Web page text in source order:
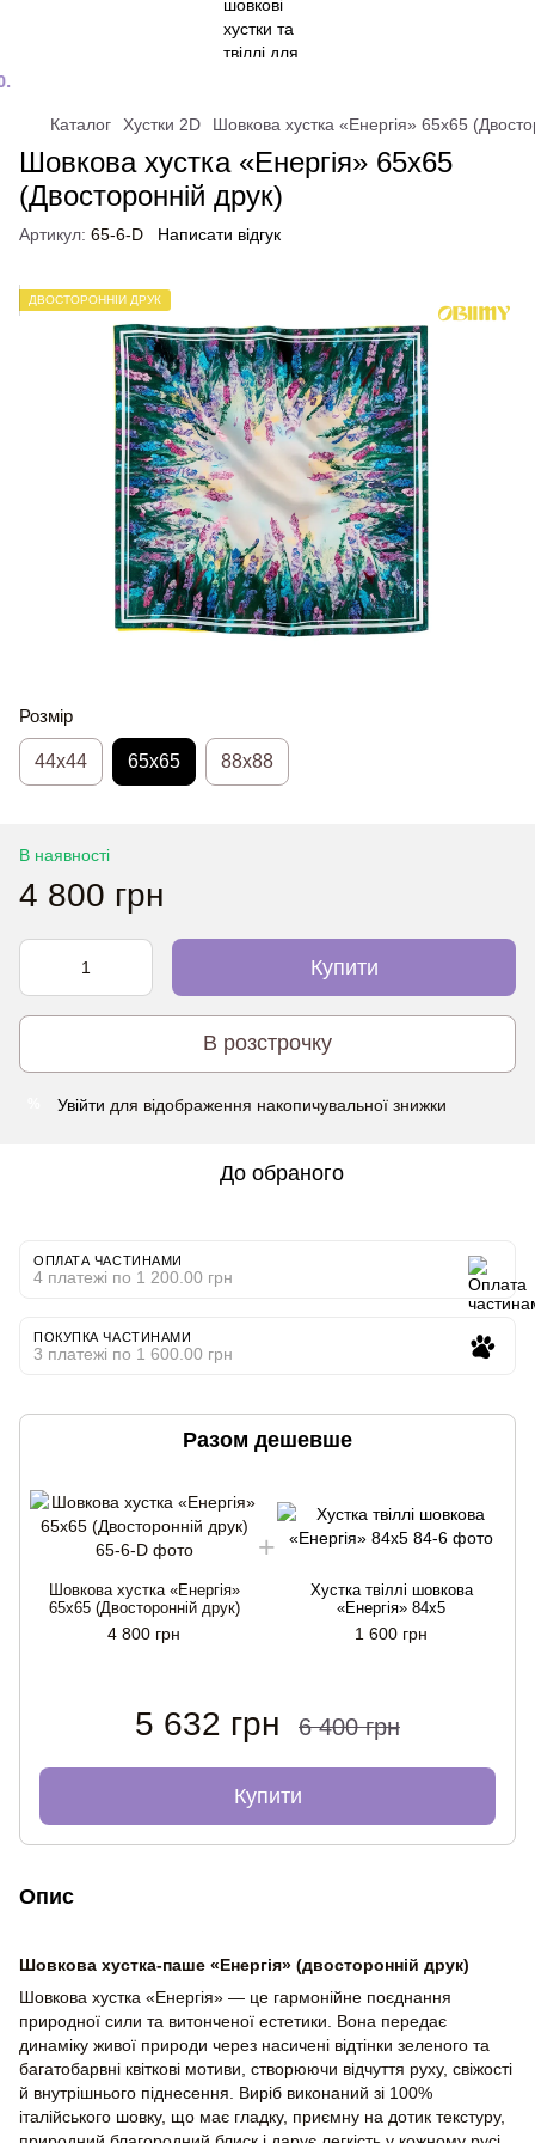
Каталог Хустки 2D Шовкова хустка «Енергія» 65x65
Шовкова хустка «Енергія» 65x65
(Двосторонній друк)
Артикул: 65-6-D Написати відгук
ДВОСТОРОННІЙ ДРУК
Розмір
44х44 65x65 88x88
В наявності
4 800 грн
Купити
В розстрочку
Увійти для відображення накопичувальної знижки
До обраного
ОПЛАТА ЧАСТИНАМИ
4 платежі по 1 200.00 грн
ПОКУПКА ЧАСТИНАМИ
3 платежі по 1 600.00 грн
Разом дешевше
Шовкова хустка «Енергія»
65x65 (Двосторонній друк)
4 800 грн
Хустка твіллі шовкова
«Енергія» 84x5
1 600 грн
5 632 грн 6 400 грн
Купити
Опис
Шовкова хустка-паше «Енергія» (двосторонній друк)
Шовкова хустка «Енергія» — це гармонійне поєднання
природної сили та витонченої естетики. Вона передає
динаміку живої природи через насичені відтінки зеленого та
багатобарвні квіткові мотиви, створюючи відчуття руху, свіжості
й внутрішнього піднесення. Виріб виконаний зі 100%
італійського шовку, що має гладку, приємну на дотик текстуру,